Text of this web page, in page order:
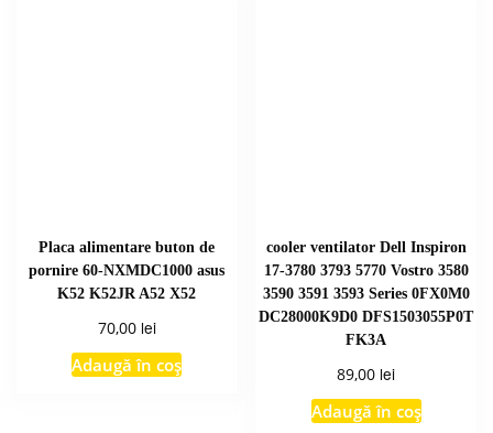
Placa alimentare buton de
pornire 60-NXMDC1000 asus
K52 K52JR A52 X52
70,00 lei
Adaugă în coș
cooler ventilator Dell Inspiron
17-3780 3793 5770 Vostro 3580
3590 3591 3593 Series 0FX0M0
DC28000K9D0 DFS1503055P0T
FK3A
89,00 lei
Adaugă în coș